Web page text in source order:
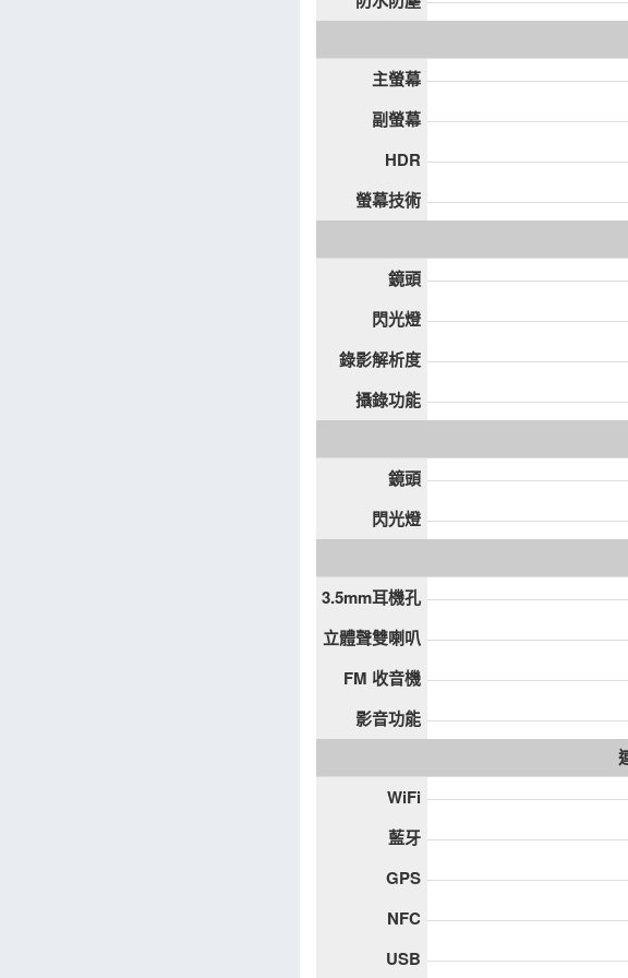
主螢幕
副螢幕
HDR
螢幕技術
鏡頭
閃光燈
錄影解析度
攝錄功能
鏡頭
閃光燈
3.5mm耳機孔
立體聲雙喇叭
FM 收音機
影音功能
WiFi
藍牙
GPS
NFC
USB